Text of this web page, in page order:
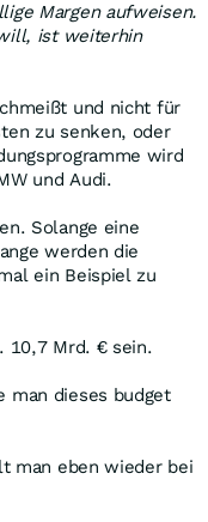
Margen aufweisen.
ist weiterhin
und nicht für
zu senken, oder
wird
und Audi.
Solange eine
werden die
ein Beispiel zu
10,7 Mrd. € sein.
man dieses budget
man eben wieder bei